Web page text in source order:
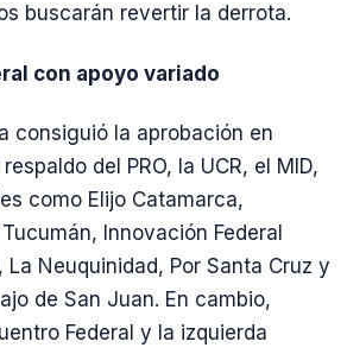
buscarán revertir la derrota.
con apoyo variado
consiguió la aprobación en
del PRO, la UCR, el MID,
como Elijo Catamarca,
Innovación Federal
La Neuquinidad, Por Santa Cruz y
de San Juan. En cambio,
Federal y la izquierda